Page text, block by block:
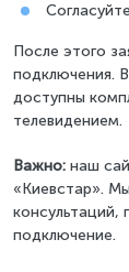
После этого
подключения.
доступны
телевидением.
Важно: наш
«Киевстар».
консультаций,
подключение.